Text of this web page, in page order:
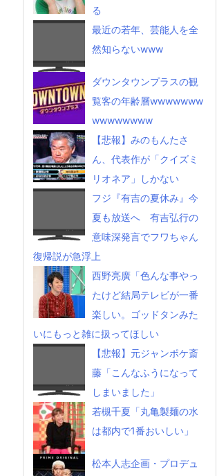
る
最近の若年、芸能人を全
然知らないwww
ダウンタウンプラスの観
覧客の年齢層wwwwwww
wwwwwwww
【悲報】みのもんたさ
ん、代表作が「クイズミ
リオネア」しかない
フジ『有吉の夏休み』今
夏も放送へ 有吉弘行の
意味深発言でフワちゃん
復帰説が急浮上
西野亮廣「色んな事やっ
たけど結局テレビが一番
楽しい。ゴッドタンみた
いにもっと雑に扱ってほしい
【悲報】元ジャンポケ斎
藤「こんなふうになって
しまいました」
若槻千夏「丸亀製麺の水
は都内で1番おいしい」
松本人志企画・プロデュ